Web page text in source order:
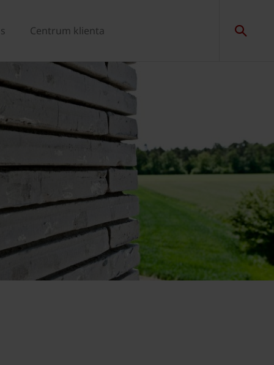
Centrum klienta